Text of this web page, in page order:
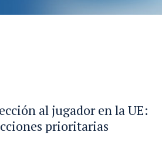
al jugador en la UE:
prioritarias